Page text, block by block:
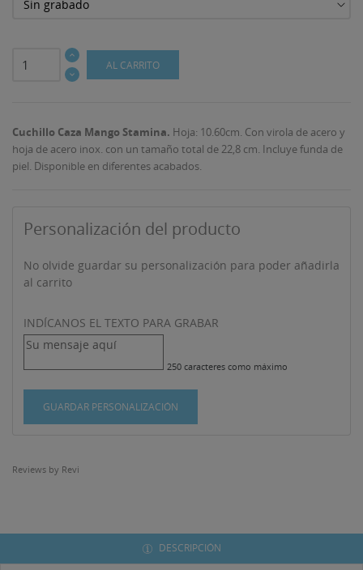
AL CARRITO
Cuchillo Caza Mango Stamina. Hoja: 10.60cm. Con virola de acero y
hoja de acero inox. con un tamaño total de 22,8 cm. Incluye funda de
piel. Disponible en diferentes acabados.
Personalización del producto
No olvide guardar su personalización para poder añadirla
al carrito
INDÍCANOS EL TEXTO PARA GRABAR
250 caracteres como máximo
GUARDAR PERSONALIZACIÓN
Reviews by Revi
DESCRIPCIÓN
MI LISTA DE DESEOS
((TITLE))
((LABEL))
INICIAR SESIÓN
Debe iniciar sesión para guardar productos en su lista
de deseos.